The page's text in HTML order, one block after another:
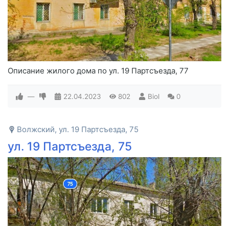
Описание жилого дома по ул. 19 Партсъезда, 77
— 22.04.2023 802 Biol 0
Волжский, ул. 19 Партсъезда, 75
ул. 19 Партсъезда, 75